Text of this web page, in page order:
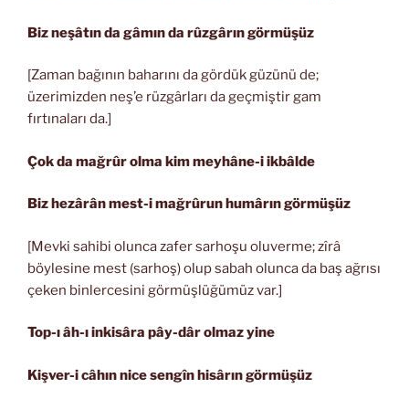
Biz neşâtın da gâmın da rûzgârın görmüşüz
[Zaman bağının baharını da gördük güzünü de;
üzerimizden neş’e rüzgârları da geçmiştir gam
fırtınaları da.]
Çok da mağrûr olma kim meyhâne-i ikbâlde
Biz hezârân mest-i mağrûrun humârın görmüşüz
[Mevki sahibi olunca zafer sarhoşu oluverme; zîrâ
böylesine mest (sarhoş) olup sabah olunca da baş ağrısı
çeken binlercesini görmüşlüğümüz var.]
Top-ı âh-ı inkisâra pây-dâr olmaz yine
Kişver-i câhın nice sengîn hisârın görmüşüz